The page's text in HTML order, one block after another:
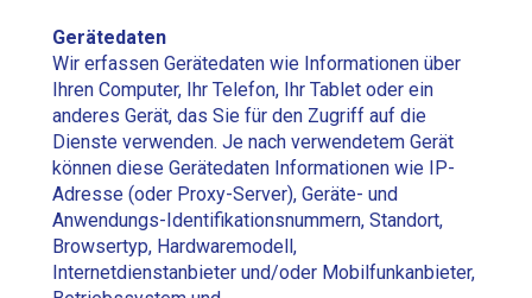
Gerätedaten
Wir erfassen Gerätedaten wie Informationen über
Ihren Computer, Ihr Telefon, Ihr Tablet oder ein
anderes Gerät, das Sie für den Zugriff auf die
Dienste verwenden. Je nach verwendetem Gerät
können diese Gerätedaten Informationen wie IP-
Adresse (oder Proxy-Server), Geräte- und
Anwendungs-Identifikationsnummern, Standort,
Browsertyp, Hardwaremodell,
Internetdienstanbieter und/oder Mobilfunkanbieter,